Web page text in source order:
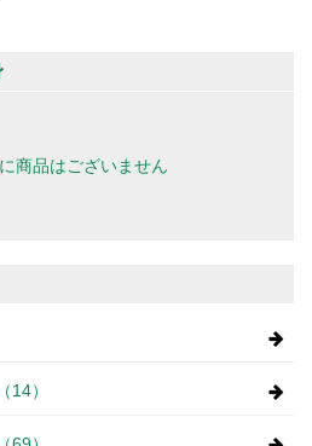
商品はございません
14）